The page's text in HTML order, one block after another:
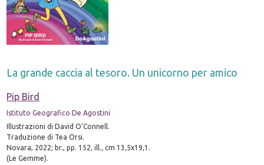
La grande caccia al tesoro. Un unicorno per amico
Pip Bird
Istituto Geografico De Agostini
Illustrazioni di David O'Connell.
Traduzione di Tea Orsi.
Novara, 2022; br., pp. 152, ill., cm 13,5x19,1.
(Le Gemme).